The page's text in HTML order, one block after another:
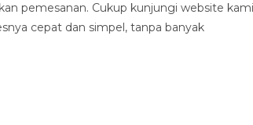
pemesanan. Cukup kunjungi website
cepat dan simpel, tanpa banyak